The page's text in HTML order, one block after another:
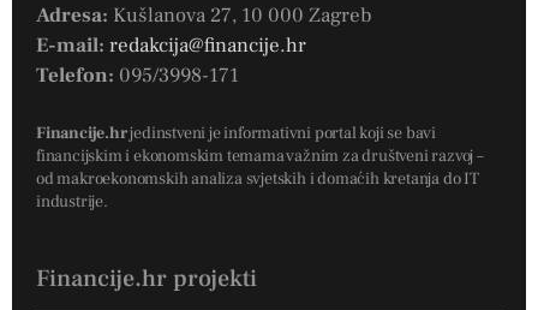
Adresa: Kušlanova 27, 10 000 Zagreb
E-mail: redakcija@financije.hr
Telefon: 095/3998-171
Financije.hrjedinstveni je informativni portal koji se bavi
financijskim i ekonomskim temama važnim za društveni razvoj –
od makroekonomskih analiza svjetskih i domaćih kretanja do IT
industrije.
Financije.hr projekti